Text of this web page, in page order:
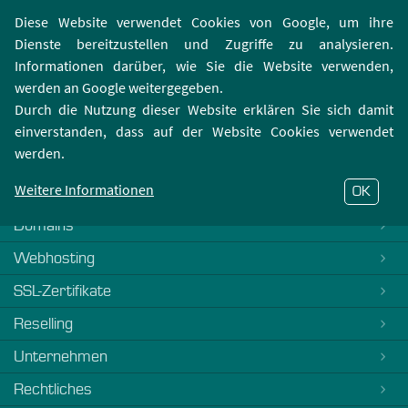
Diese Website verwendet Cookies von Google, um ihre
Dienste bereitzustellen und Zugriffe zu analysieren.
Informationen darüber, wie Sie die Website verwenden,
werden an Google weitergegeben.
Durch die Nutzung dieser Website erklären Sie sich damit
einverstanden, dass auf der Website Cookies verwendet
werden.
Weitere Informationen
OK
404-Fehler
kontaktieren Sie unseren
Domains
Webhosting
SSL-Zertifikate
Reselling
Unternehmen
Rechtliches